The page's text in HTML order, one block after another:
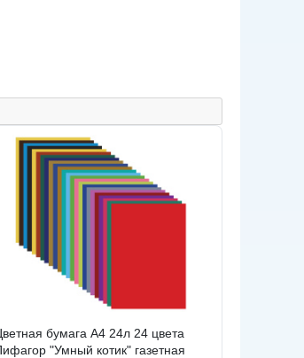
бумага А4 24л 24 цвета
"Умный котик" газетная